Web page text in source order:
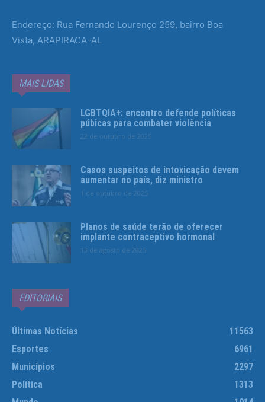
Endereço: Rua Fernando Lourenço 259, bairro Boa
Vista, ARAPIRACA-AL
MAIS LIDAS
LGBTQIA+: encontro defende políticas
púbicas para combater violência
22 de outubro de 2025
Casos suspeitos de intoxicação devem
aumentar no país, diz ministro
1 de outubro de 2025
Planos de saúde terão de oferecer
implante contraceptivo hormonal
13 de agosto de 2025
EDITORIAIS
Últimas Notícias
11563
Esportes
6961
Municípios
2297
Política
1313